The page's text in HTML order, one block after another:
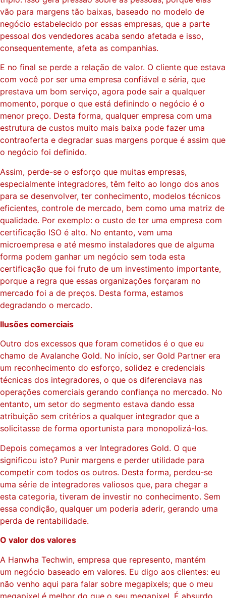
vão para margens tão baixas, baseado no modelo de
negócio estabelecido por essas empresas, que a parte
pessoal dos vendedores acaba sendo afetada e isso,
consequentemente, afeta as companhias.
E no final se perde a relação de valor. O cliente que estava
com você por ser uma empresa confiável e séria, que
prestava um bom serviço, agora pode sair a qualquer
momento, porque o que está definindo o negócio é o
menor preço. Desta forma, qualquer empresa com uma
estrutura de custos muito mais baixa pode fazer uma
contraoferta e degradar suas margens porque é assim que
o negócio foi definido.
Assim, perde-se o esforço que muitas empresas,
especialmente integradores, têm feito ao longo dos anos
para se desenvolver, ter conhecimento, modelos técnicos
eficientes, controle de mercado, bem como uma matriz de
qualidade. Por exemplo: o custo de ter uma empresa com
certificação ISO é alto. No entanto, vem uma
microempresa e até mesmo instaladores que de alguma
forma podem ganhar um negócio sem toda esta
certificação que foi fruto de um investimento importante,
porque a regra que essas organizações forçaram no
mercado foi a de preços. Desta forma, estamos
degradando o mercado.
Ilusões comerciais
Outro dos excessos que foram cometidos é o que eu
chamo de Avalanche Gold. No início, ser Gold Partner era
um reconhecimento do esforço, solidez e credenciais
técnicas dos integradores, o que os diferenciava nas
operações comerciais gerando confiança no mercado. No
entanto, um setor do segmento estava dando essa
atribuição sem critérios a qualquer integrador que a
solicitasse de forma oportunista para monopolizá-los.
Depois começamos a ver Integradores Gold. O que
significou isto? Punir margens e perder utilidade para
competir com todos os outros. Desta forma, perdeu-se
uma série de integradores valiosos que, para chegar a
esta categoria, tiveram de investir no conhecimento. Sem
essa condição, qualquer um poderia aderir, gerando uma
perda de rentabilidade.
O valor dos valores
A Hanwha Techwin, empresa que represento, mantém
um negócio baseado em valores. Eu digo aos clientes: eu
não venho aqui para falar sobre megapixels; que o meu
megapixel é melhor do que o seu megapixel. É absurdo.